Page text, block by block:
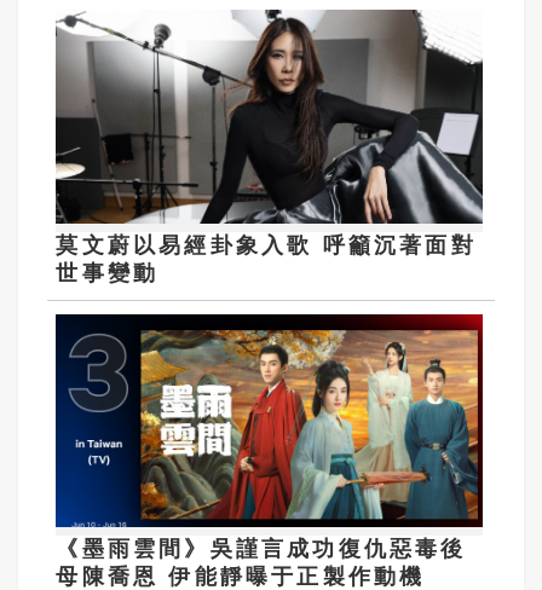
莫文蔚以易經卦象入歌 呼籲沉著面對
世事變動
《墨雨雲間》吳謹言成功復仇惡毒後
母陳喬恩 伊能靜曝于正製作動機